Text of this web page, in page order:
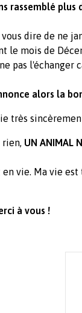
rassemblé plus
dire de ne
le mois de
pas l'échanger
alors la
très
rien, UN ANIMAL
en vie. Ma vie
à vous !